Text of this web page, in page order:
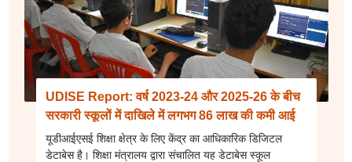
UDISE Report: वर्ष 2023-24 और 2025-26 के बीच
सरकारी स्कूलों में दाखिले में लगभग 86 लाख की कमी आई
यूडीआईएसई शिक्षा क्षेत्र के लिए केंद्र का आधिकारिक डिजिटल
डेटाबेस है। शिक्षा मंत्रालय द्वारा संचालित यह डेटाबेस स्कूल